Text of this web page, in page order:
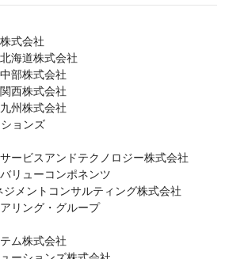
式会社
海道株式会社
部株式会社
西株式会社
州株式会社
ョンズ
ービスアンドテクノロジー株式会社
リューコンポネンツ
ジメントコンサルティング株式会社
リング・グループ
ム株式会社